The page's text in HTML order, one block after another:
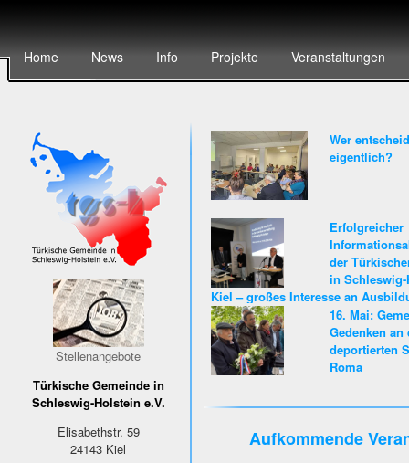
Home News Info Projekte Veranstaltungen
Stellenangebote
Türkische Gemeinde in
Schleswig-Holstein e.V.
Elisabethstr. 59
24143 Kiel
Wer
eigentlich?
Erfolgreicher
der
in
Kiel – großes Interesse an
Karriere beim Land Schleswig-
16. Mai:
Gedenken an
deportierten
Roma
Aufkommende